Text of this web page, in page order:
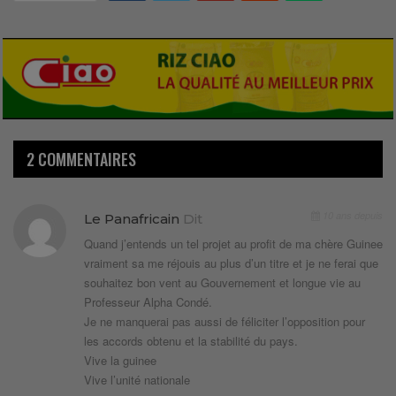
2 COMMENTAIRES
Le Panafricain Dit
Quand j’entends un tel projet au profit de ma chère Guinee
vraiment sa me réjouis au plus d’un titre et je ne ferai que
souhaitez bon vent au Gouvernement et longue vie au
Professeur Alpha Condé.
Je ne manquerai pas aussi de féliciter l’opposition pour
les accords obtenu et la stabilité du pays.
Vive la guinee
Vive l’unité nationale